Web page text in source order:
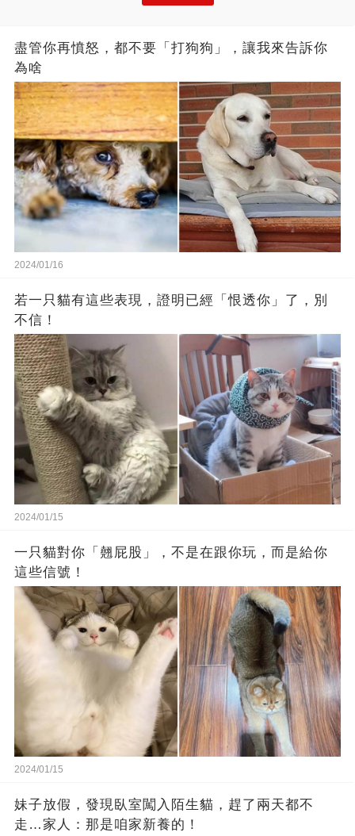
盡管你再憤怒，都不要「打狗狗」，讓我來告訴你
為啥
2024/01/16
若一只貓有這些表現，證明已經「恨透你」了，別
不信！
2024/01/15
一只貓對你「翹屁股」，不是在跟你玩，而是給你
這些信號！
2024/01/15
妹子放假，發現臥室闖入陌生貓，趕了兩天都不
走…家人：那是咱家新養的！